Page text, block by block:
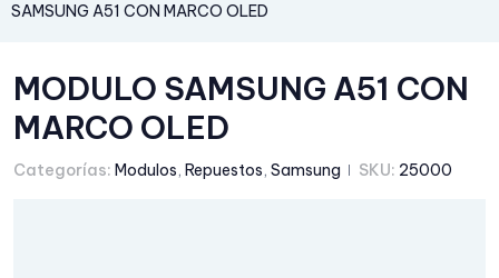
SAMSUNG A51 CON MARCO OLED
MODULO SAMSUNG A51 CON
MARCO OLED
Categorías: Modulos, Repuestos, Samsung SKU: 25000